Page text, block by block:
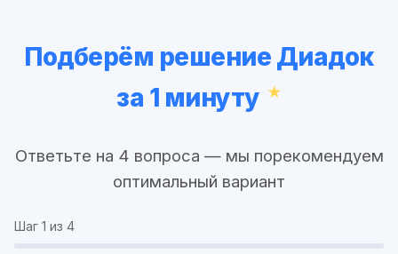
Подберём решение Диадок
за 1 минуту
Ответьте на 4 вопроса — мы порекомендуем
оптимальный вариант
Шаг 1 из 4